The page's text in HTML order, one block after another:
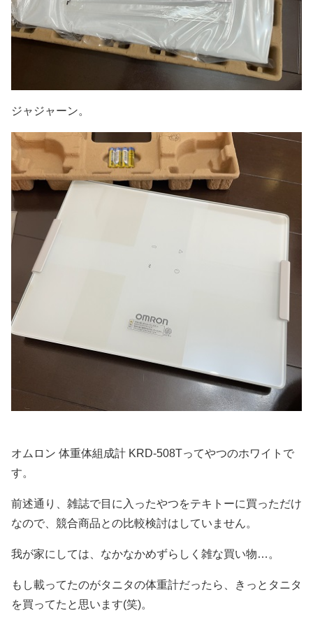
ジャジャーン。
オムロン 体重体組成計 KRD-508Tってやつのホワイトで
す。
前述通り、雑誌で目に入ったやつをテキトーに買っただけ
なので、競合商品との比較検討はしていません。
我が家にしては、なかなかめずらしく雑な買い物…。
もし載ってたのがタニタの体重計だったら、きっとタニタ
を買ってたと思います(笑)。